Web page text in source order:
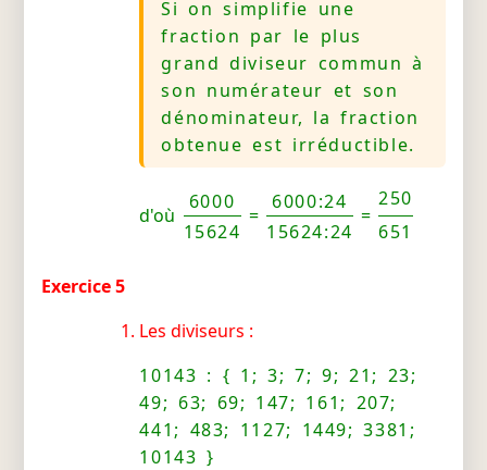
Si on simplifie une
fraction par le plus
grand diviseur commun à
son numérateur et son
dénominateur, la fraction
obtenue est irréductible.
d'où
6000
15624
=
6000:24
15624:24
=
250
651
Exercice 5
Les diviseurs :
10143 : { 1; 3; 7; 9; 21; 23;
49; 63; 69; 147; 161; 207;
441; 483; 1127; 1449; 3381;
10143 }